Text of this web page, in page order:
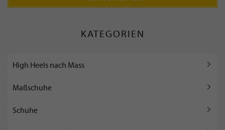
KATEGORIEN
High Heels nach Mass
Maßschuhe
Schuhe